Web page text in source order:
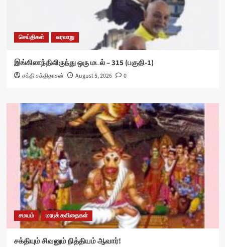
செய்திகள் வரலாறு
இங்கிலாந்திலிருந்து ஒரு மடல் – 315 (பகுதி-1)
சக்தி சக்திதாசன் August 5, 2026 0
சமயம் மரபுக் கவிதைகள்
சக்தியும் சிவனும் நித்தியம் ஆவார்!